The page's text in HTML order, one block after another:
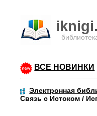
ВСЕ НОВИНКИ
Электронная
Связь с Истоком /